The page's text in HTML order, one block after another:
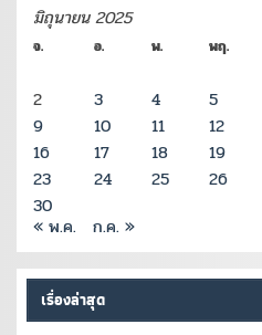
มิถุนายน 2025
จ. อ. พ. พฤ.
2
3 4 5
9
10 11 12
16
17 18 19
23
24 25 26
30
« พ.ค. ก.ค. »
เรื่องล่าสุด